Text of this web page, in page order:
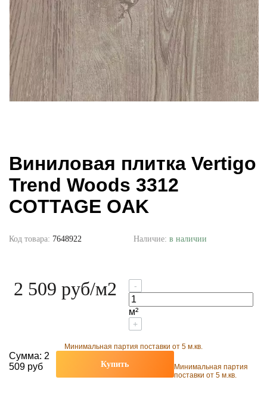
Виниловая плитка Vertigo
Trend Woods 3312
COTTAGE OAK
Код товара: 7648922 Наличие: в наличии
2 509 руб/м2 -
м²
+
Минимальная партия поставки от 5 м.кв.
Сумма: 2
509 руб
Купить
Минимальная партия
поставки от 5 м.кв.